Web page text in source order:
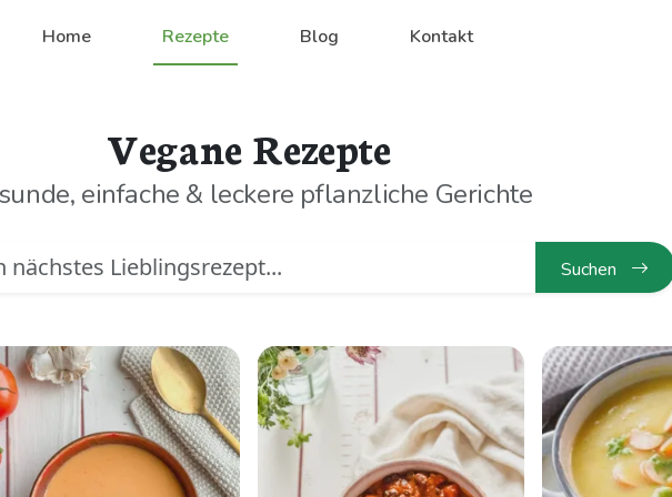
Home Rezepte Blog Kontakt
Vegane Rezepte
einfache & leckere pflanzliche Gerichte
Suchen